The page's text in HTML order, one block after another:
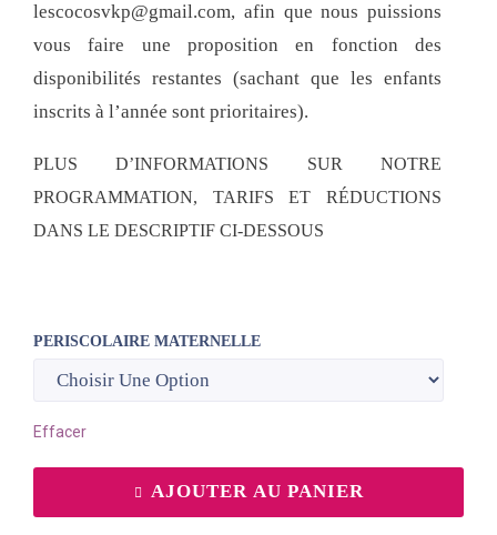
lescocosvkp@gmail.com, afin que nous puissions
vous faire une proposition en fonction des
disponibilités restantes (sachant que les enfants
inscrits à l’année sont prioritaires).
PLUS D’INFORMATIONS SUR NOTRE
PROGRAMMATION, TARIFS ET RÉDUCTIONS
DANS LE DESCRIPTIF CI-DESSOUS
PERISCOLAIRE MATERNELLE
Effacer
AJOUTER AU PANIER